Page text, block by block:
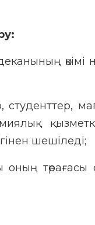
өкімі
шешіледі;
оның